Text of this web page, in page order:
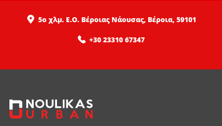
5ο χλμ. Ε.Ο. Βέροιας Νάουσας, Βέροια, 59101
+30 23310 67347